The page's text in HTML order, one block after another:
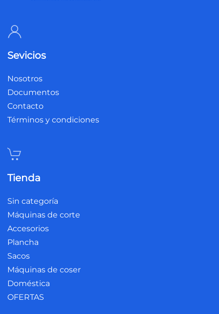
Sevicios
Nosotros
Documentos
Contacto
Términos y condiciones
Tienda
Sin categoría
Máquinas de corte
Accesorios
Plancha
Sacos
Máquinas de coser
Doméstica
OFERTAS